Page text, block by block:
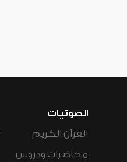
الصوتيات
القرآن الكريم
محاضرات ودروس